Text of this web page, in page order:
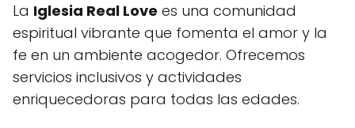
La Iglesia Real Love es una comunidad
espiritual vibrante que fomenta el amor y la
fe en un ambiente acogedor. Ofrecemos
servicios inclusivos y actividades
enriquecedoras para todas las edades.